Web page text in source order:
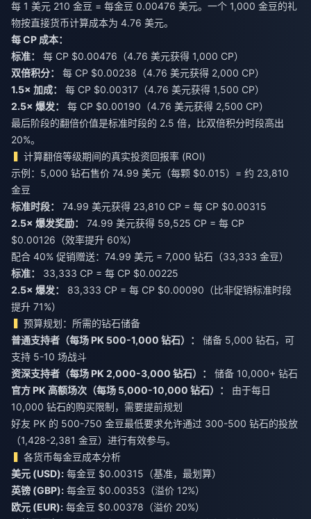
每 1 美元 210 金豆 = 每金豆 0.00476 美元。一个 1,000 金豆的礼
物按直接货币计算成本为 4.76 美元。
每 CP 成本：
标准：
每 CP $0.00476（4.76 美元获得 1,000 CP）
双倍积分：
每 CP $0.00238（4.76 美元获得 2,000 CP）
1.5× 加成：
每 CP $0.00317（4.76 美元获得 1,500 CP）
2.5× 爆发：
每 CP $0.00190（4.76 美元获得 2,500 CP）
最后阶段的翻倍价值是标准时段的 2.5 倍，比双倍积分时段高出
20%。
计算翻倍等级期间的真实投资回报率 (ROI)
示例：5,000 钻石售价 74.99 美元（每颗 $0.015）= 约 23,810
金豆
标准时段：
2.5× 爆发奖励：
74.99 美元获得 59,525 CP = 每 CP
$0.00126（效率提升 60%）
标准：
2.5× 爆发：
83,333 CP = 每 CP $0.00090（比非促销标准时段
提升 71%）
预算规划：所需的钻石储备
普通支持者（每场 PK 500-1,000 钻石）：
储备 5,000 钻石，可
资深支持者（每场 PK 2,000-3,000 钻石）：
官方 PK 高额场次（每场 5,000-10,000 钻石）：
由于每日
10,000 钻石的购买限制，需要提前规划
好友 PK 的 500-750 金豆最低要求允许通过 300-500 钻石的投放
（1,428-2,381 金豆）进行有效参与。
各货币每金豆成本分析
美元 (USD):
英镑 (GBP):
欧元 (EUR):